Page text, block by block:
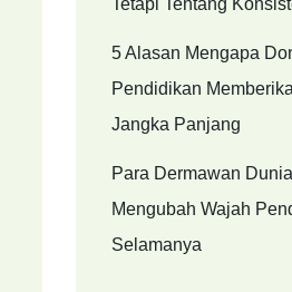
Tetapi Tentang
5 Alasan Mengapa
Pendidikan
Jangka Panjang
Para Dermawan
Mengubah Wajah
Selamanya